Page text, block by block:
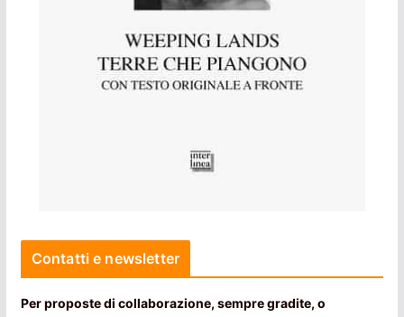
Contatti e newsletter
Per proposte di collaborazione, sempre gradite, o